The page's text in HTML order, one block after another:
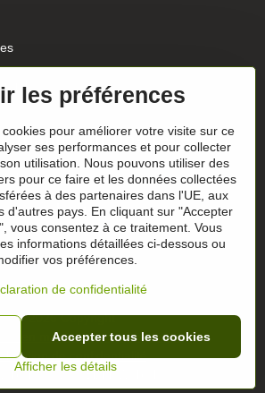
sur nos réseaux
cadeaux
©2026Copyright
en matière de confidentialité
de confidentialité
créé avec:BiznisWeb.sk
les préférences
pour améliorer votre visite sur ce
ses performances et pour collecter
utilisation. Nous pouvons utiliser des
pour ce faire et les données collectées
à des partenaires dans l'UE, aux
d'autres pays. En cliquant sur "Accepter
vous consentez à ce traitement. Vous
informations détaillées ci-dessous ou
vos préférences.
de confidentialité
Afficher les détails
Accepter tous les cookies